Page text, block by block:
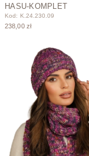
HASU-KOMPLET
Kod: K.24.230.09
238,00 zł